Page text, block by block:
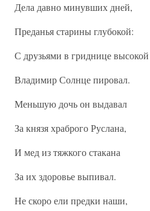
Дела давно минувших дней,
Преданья старины глубокой:
С друзьями в гриднице высокой
Владимир Солнце пировал.
Меньшую дочь он выдавал
За князя храброго Руслана,
И мед из тяжкого стакана
За их здоровье выпивал.
Не скоро ели предки наши,